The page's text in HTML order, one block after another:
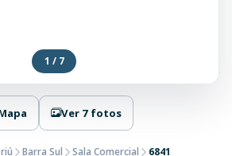
1 / 7
Ver 7 fotos
Barra Sul Sala Comercial 6841